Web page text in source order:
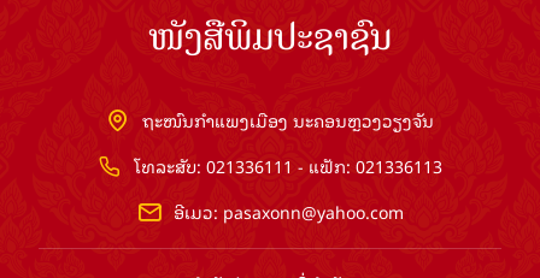
ໜັງສືພິມປະຊາຊົນ
ຖະໜົນກຳແພງເມືອງ ນະຄອນຫຼວງວຽງຈັນ
ໂທລະສັບ: 021336111 - ແຟັກ: 021336113
ອີເມວ: pasaxonn@yahoo.com